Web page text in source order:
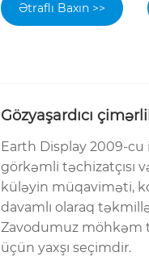
Ətraflı Baxın >>
Gözyaşardıcı
Earth Display 2009-cu
görkəmli təchizatçısı
küləyin müqaviməti,
davamlı olaraq
Zavodumuz möhkəm
üçün yaxşı seçimdir.